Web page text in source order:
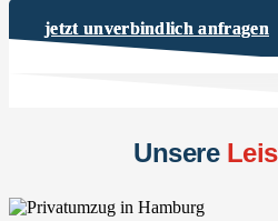
jetzt unverbindlich anfragen
Unsere